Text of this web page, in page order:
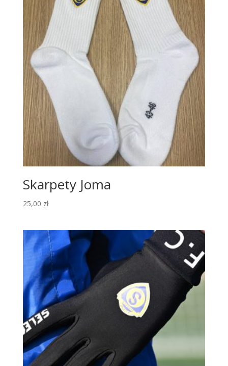
Skarpety Joma
25,00 zł